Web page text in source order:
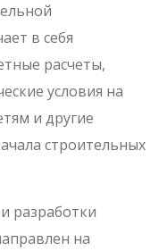
в себя
расчеты,
условия на
и другие
строительных
разработки
на